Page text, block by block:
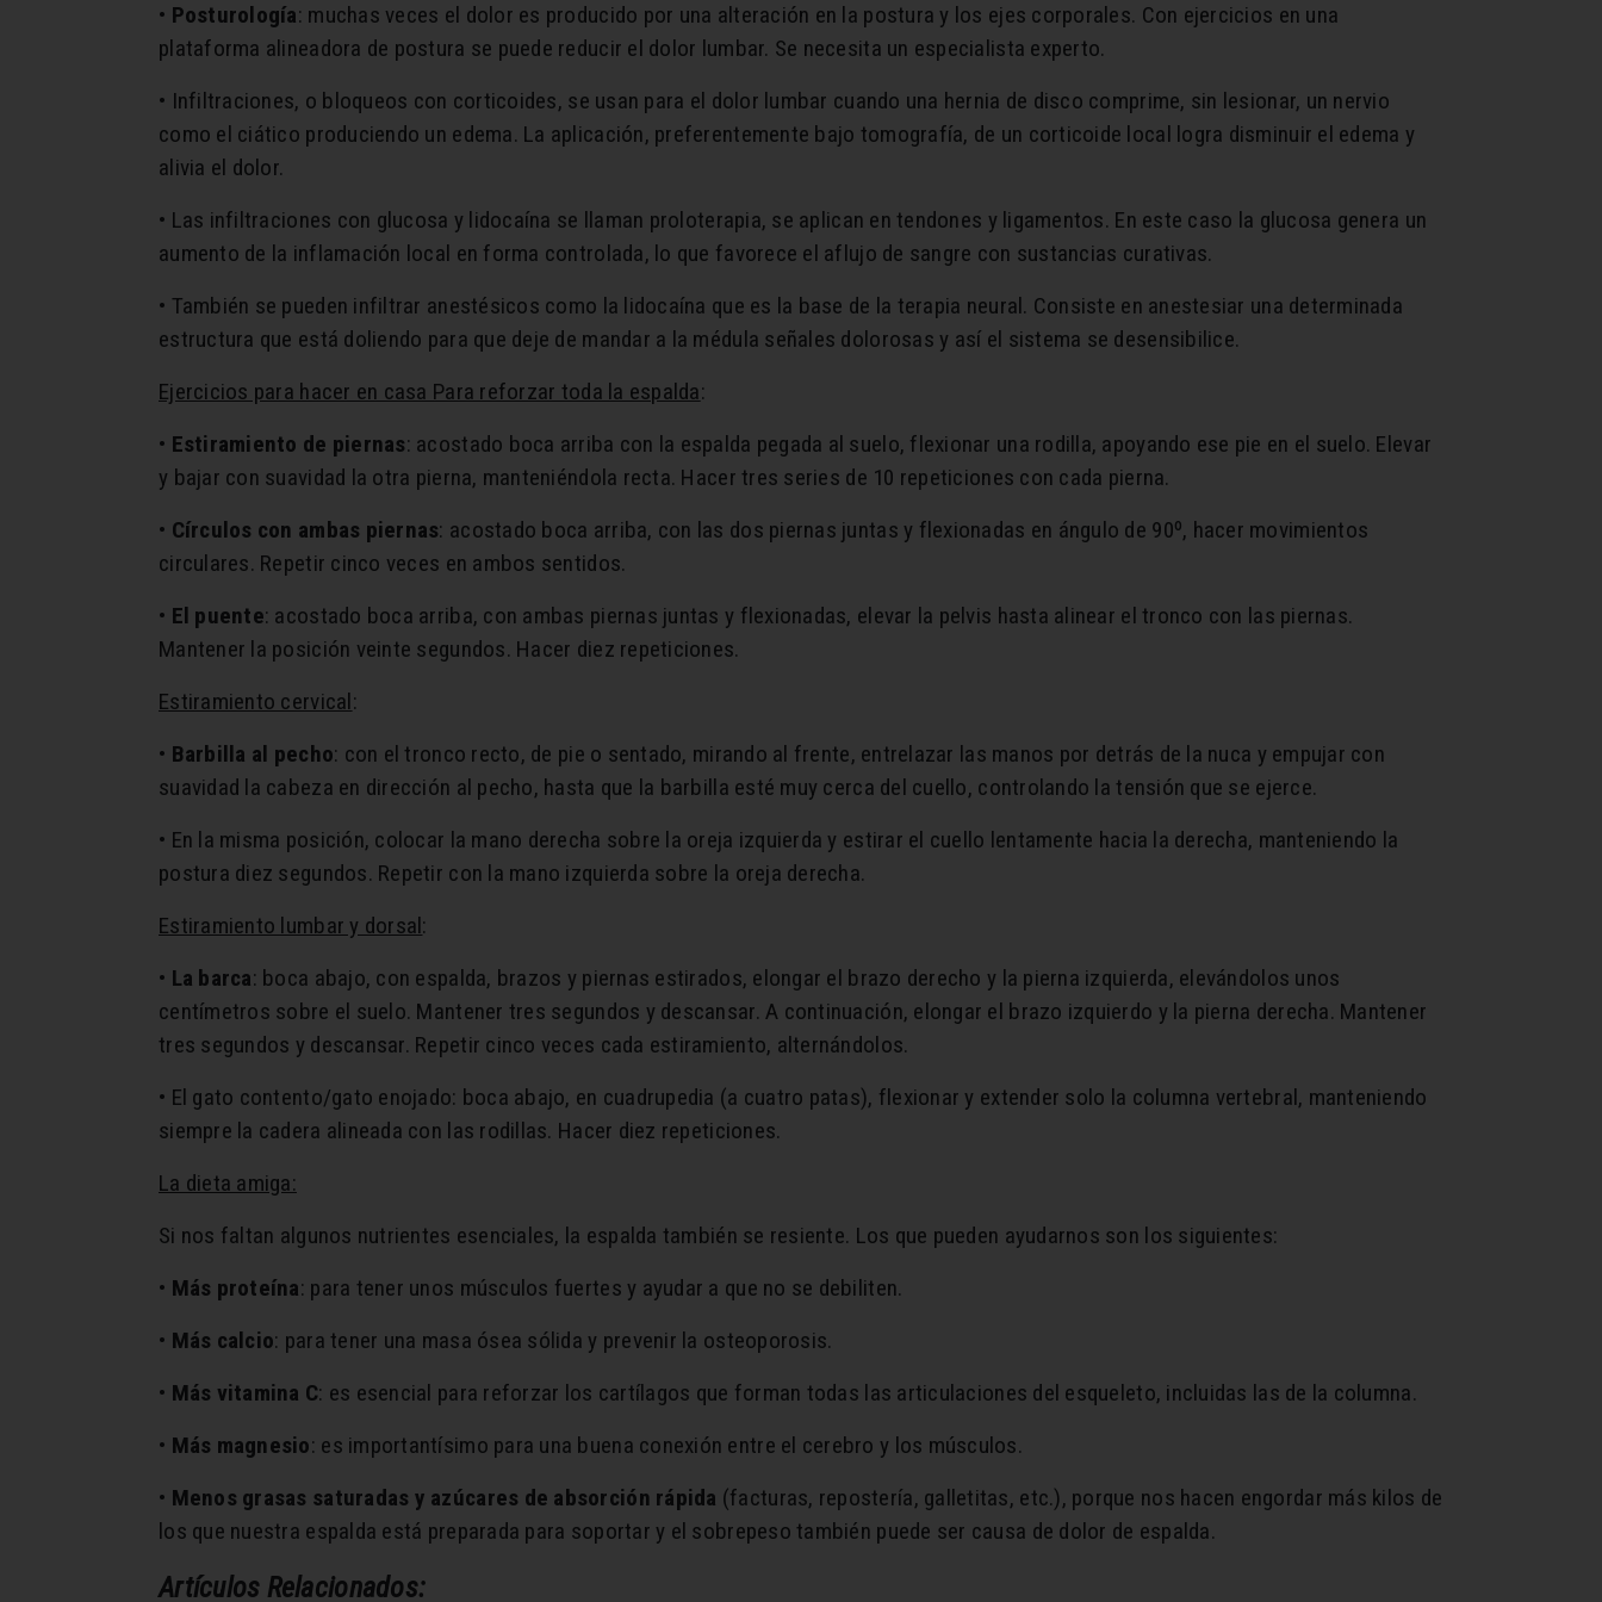
• Posturología: muchas veces el dolor es producido por una alteración en la postura y los ejes corporales. Con ejercicios en una
plataforma alineadora de postura se puede reducir el dolor lumbar. Se necesita un especialista experto.
• Infiltraciones, o bloqueos con corticoides, se usan para el dolor lumbar cuando una hernia de disco comprime, sin lesionar, un nervio
como el ciático produciendo un edema. La aplicación, preferentemente bajo tomografía, de un corticoide local logra disminuir el edema y
alivia el dolor.
• Las infiltraciones con glucosa y lidocaína se llaman proloterapia, se aplican en tendones y ligamentos. En este caso la glucosa genera un
aumento de la inflamación local en forma controlada, lo que favorece el aflujo de sangre con sustancias curativas.
• También se pueden infiltrar anestésicos como la lidocaína que es la base de la terapia neural. Consiste en anestesiar una determinada
estructura que está doliendo para que deje de mandar a la médula señales dolorosas y así el sistema se desensibilice.
Ejercicios para hacer en casa Para reforzar toda la espalda:
• Estiramiento de piernas: acostado boca arriba con la espalda pegada al suelo, flexionar una rodilla, apoyando ese pie en el suelo. Elevar
y bajar con suavidad la otra pierna, manteniéndola recta. Hacer tres series de 10 repeticiones con cada pierna.
• Círculos con ambas piernas: acostado boca arriba, con las dos piernas juntas y flexionadas en ángulo de 90º, hacer movimientos
circulares. Repetir cinco veces en ambos sentidos.
• El puente: acostado boca arriba, con ambas piernas juntas y flexionadas, elevar la pelvis hasta alinear el tronco con las piernas.
Mantener la posición veinte segundos. Hacer diez repeticiones.
Estiramiento cervical:
• Barbilla al pecho: con el tronco recto, de pie o sentado, mirando al frente, entrelazar las manos por detrás de la nuca y empujar con
suavidad la cabeza en dirección al pecho, hasta que la barbilla esté muy cerca del cuello, controlando la tensión que se ejerce.
• En la misma posición, colocar la mano derecha sobre la oreja izquierda y estirar el cuello lentamente hacia la derecha, manteniendo la
postura diez segundos. Repetir con la mano izquierda sobre la oreja derecha.
Estiramiento lumbar y dorsal:
• La barca: boca abajo, con espalda, brazos y piernas estirados, elongar el brazo derecho y la pierna izquierda, elevándolos unos
centímetros sobre el suelo. Mantener tres segundos y descansar. A continuación, elongar el brazo izquierdo y la pierna derecha. Mantener
tres segundos y descansar. Repetir cinco veces cada estiramiento, alternándolos.
• El gato contento/gato enojado: boca abajo, en cuadrupedia (a cuatro patas), flexionar y extender solo la columna vertebral, manteniendo
siempre la cadera alineada con las rodillas. Hacer diez repeticiones.
La dieta amiga:
Si nos faltan algunos nutrientes esenciales, la espalda también se resiente. Los que pueden ayudarnos son los siguientes:
• Más proteína: para tener unos músculos fuertes y ayudar a que no se debiliten.
• Más calcio: para tener una masa ósea sólida y prevenir la osteoporosis.
• Más vitamina C: es esencial para reforzar los cartílagos que forman todas las articulaciones del esqueleto, incluidas las de la columna.
• Más magnesio: es importantísimo para una buena conexión entre el cerebro y los músculos.
• Menos grasas saturadas y azúcares de absorción rápida (facturas, repostería, galletitas, etc.), porque nos hacen engordar más kilos de
los que nuestra espalda está preparada para soportar y el sobrepeso también puede ser causa de dolor de espalda.
Artículos Relacionados: